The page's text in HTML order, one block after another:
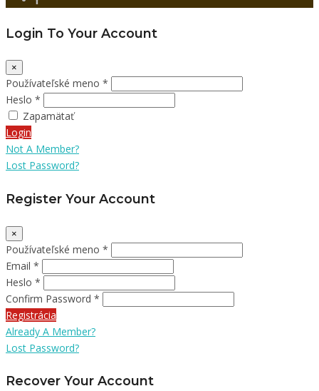
Login To Your Account
×
Používateľské meno *
Heslo *
Zapamätať
Login
Not A Member?
Lost Password?
Register Your Account
×
Používateľské meno *
Email *
Heslo *
Confirm Password *
Registrácia
Already A Member?
Lost Password?
Recover Your Account